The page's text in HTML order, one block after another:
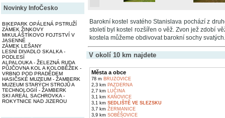
Novinky InfoČesko
BIKEPARK OPÁLENÁ PSTRUŽÍ
ZÁMEK ŽINKOVY
MIKULÁŠTÍKOVO FOJTSTVÍ V
JASENNÉ
ZÁMEK LEŠANY
LESNÍ DIVADLO SKALKA -
PODLESÍ
ALPALOUKA - ŽELEZNÁ RUDA
PŮJČOVNA KOL A KOLOBĚŽEK -
VRBNO POD PRADĚDEM
HASIČSKÉ MUZEUM - ŽAMBERK
MUZEUM STARÝCH STROJŮ A
TECHNOLOGIÍ - ŽAMBERK
SKI AREÁL SACHROVKA -
ROKYTNICE NAD JIZEROU
Barokní kostel svatého Stanislava pochází z
století byl kostel rozšířen o věž. Zvon jež zdobí
kostela můžeme obdivovat barokní sochy svatých.
V okolí 10 km najdete
Města a obce
78 m BRUZOVICE
2,3 km PAZDERNA
2,7 km LUČINA
3,1 km KAŇOVICE
3,1 km SEDLIŠTĚ VE SLEZSKU
3,7 km ŽERMANICE
3,9 km SOBĚŠOVICE